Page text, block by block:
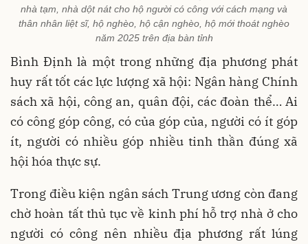
nhà tạm, nhà dột nát cho hộ người có công với cách mạng và
thân nhân liệt sĩ, hộ nghèo, hộ cận nghèo, hộ mới thoát nghèo
năm 2025 trên địa bàn tỉnh
Bình Định là một trong những địa phương phát
huy rất tốt các lực lượng xã hội: Ngân hàng Chính
sách xã hội, công an, quân đội, các đoàn thể… Ai
có công góp công, có của góp của, người có ít góp
ít, người có nhiều góp nhiều tinh thần đúng xã
hội hóa thực sự.
Trong điều kiện ngân sách Trung ương còn đang
chờ hoàn tất thủ tục về kinh phí hỗ trợ nhà ở cho
người có công nên nhiều địa phương rất lúng